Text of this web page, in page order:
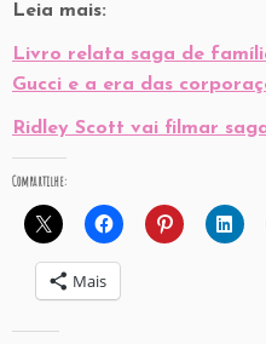
Leia mais:
Livro relata saga de
Gucci e a era das
Ridley Scott vai filmar
Compartilhe:
Mais